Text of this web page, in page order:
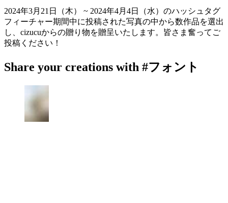
2024年3月21日（木） ~ 2024年4月4日（水）のハッシュタグ
フィーチャー期間中に投稿された写真の中から数作品を選出
し、cizucuからの贈り物を贈呈いたします。皆さま奮ってご
投稿ください！
Share your creations with #フォント